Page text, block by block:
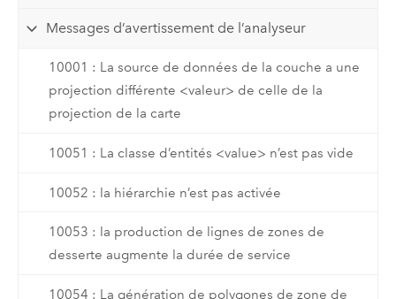
Messages d’avertissement de l’analyseur
10001 : La source de données de la couche a une
projection différente <valeur> de celle de la
projection de la carte
10051 : La classe d’entités <value> n’est pas vide
10052 : la hiérarchie n’est pas activée
10053 : la production de lignes de zones de
desserte augmente la durée de service
10054 : La génération de polygones de zone de